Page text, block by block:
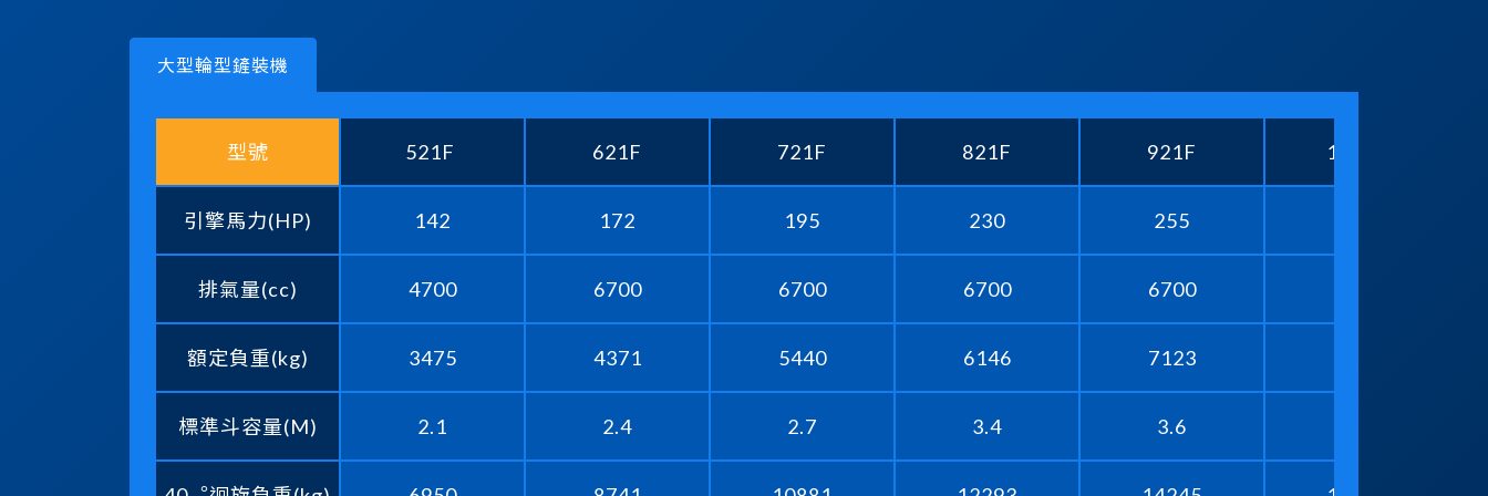
大型輪型鏟裝機
型號 521F 621F 721F 821F 921F 1021F
引擎馬力(HP) 142 172 195 230 255
排氣量(cc) 4700 6700 6700 6700 6700
額定負重(kg) 3475 4371 5440 6146 7123
標準斗容量(M) 2.1 2.4 2.7 3.4 3.6